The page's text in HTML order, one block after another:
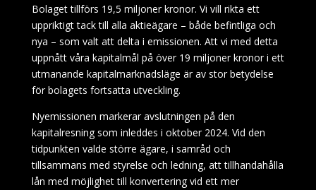
Bolaget tillförs 19,5 miljoner kronor. Vi vill rikta ett
uppriktigt tack till alla aktieägare – både befintliga och
nya – som valt att delta i emissionen. Att vi med detta
uppnått våra kapitalmål på över 19 miljoner kronor i ett
utmanande kapitalmarknadsläge är av stor betydelse
för bolagets fortsatta utveckling.
Nyemissionen markerar avslutningen på den
kapitalresning som inleddes i oktober 2024. Vid den
tidpunkten valde större ägare, i samråd och
tillsammans med styrelse och ledning, att tillhandahålla
lån med möjlighet till konvertering vid ett mer